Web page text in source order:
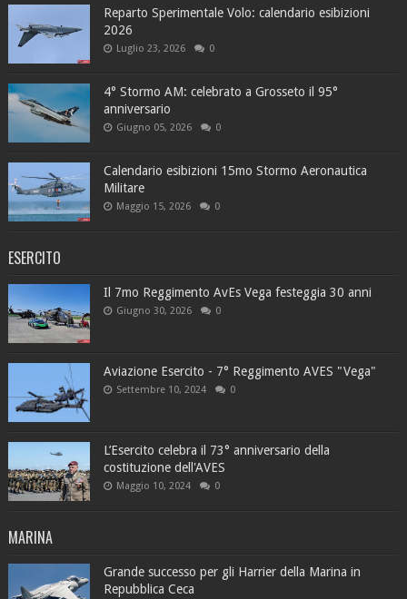
Reparto Sperimentale Volo: calendario esibizioni
2026
Luglio 23, 2026 0
4° Stormo AM: celebrato a Grosseto il 95°
anniversario
Giugno 05, 2026 0
Calendario esibizioni 15mo Stormo Aeronautica
Militare
Maggio 15, 2026 0
ESERCITO
Il 7mo Reggimento AvEs Vega festeggia 30 anni
Giugno 30, 2026 0
Aviazione Esercito - 7° Reggimento AVES "Vega"
Settembre 10, 2024 0
L’Esercito celebra il 73° anniversario della
costituzione dell'AVES
Maggio 10, 2024 0
MARINA
Grande successo per gli Harrier della Marina in
Repubblica Ceca